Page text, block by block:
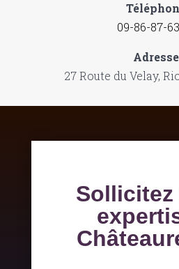
09-86-87-
Adresse
27 Route du Velay,
Sollicitez